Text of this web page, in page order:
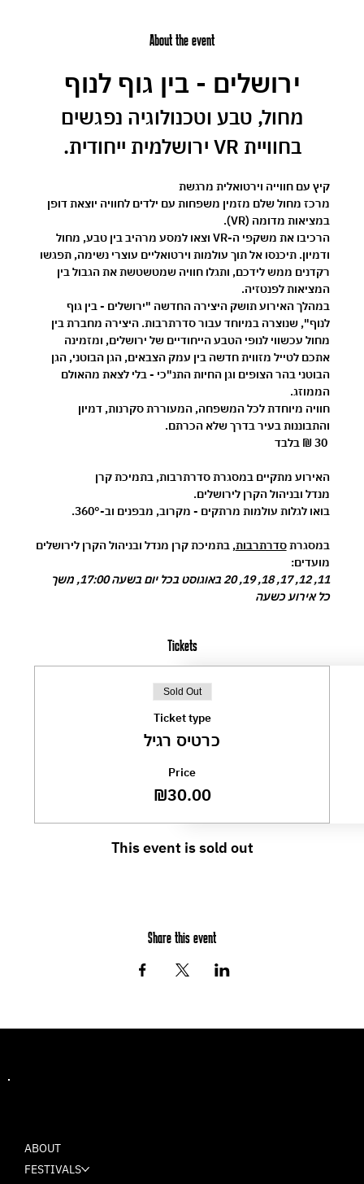
About the event
ירושלים - בין גוף לנוף
מחול, טבע וטכנולוגיה נפגשים
בחוויית VR ירושלמית ייחודית.
קיץ עם חווייה וירטואלית מרגשת
מרכז מחול שלם מזמין משפחות עם ילדים לחוויה יוצאת דופן
במציאות מדומה (VR).
הרכיבו את משקפי ה-VR וצאו למסע מרהיב בין טבע, מחול
ודמיון. תיכנסו אל תוך עולמות וירטואליים עוצרי נשימה, תפגשו
רקדנים ממש לידכם, ותגלו חוויה שמטשטשת את הגבול בין
המציאות לפנטזיה.
במהלך האירוע תושק היצירה החדשה "ירושלים - בין גוף
לנוף", שנוצרה במיוחד עבור סדרתרבות. היצירה מחברת בין
מחול עכשווי לנופי הטבע הייחודיים של ירושלים, ומזמינה
אתכם לטייל מזווית חדשה בין עמק הצבאים, הגן הבוטני, הגן
הבוטני בהר הצופים וגן החיות התנ"כי - בלי לצאת מהאולם
הממוזג.
חוויה מיוחדת לכל המשפחה, המעוררת סקרנות, דמיון
והתבוננות בעיר בדרך שלא הכרתם.
30 ₪ בלבד
האירוע מתקיים במסגרת סדרתרבות, בתמיכת קרן
מנדל ובניהול הקרן לירושלים.
בואו לגלות עולמות מרתקים - מקרוב, מבפנים וב-360°.
במסגרת סדרתרבות, בתמיכת קרן מנדל ובניהול הקרן לירושלים
מועדים:
11, 12, 17, 18, 19, 20 באוגוסט בכל יום בשעה 17:00, משך
כל אירוע כשעה
Tickets
Sold Out
Ticket type
כרטיס רגיל
Price
₪30.00
This event is sold out
Share this event
ABOUT
FESTIVALS